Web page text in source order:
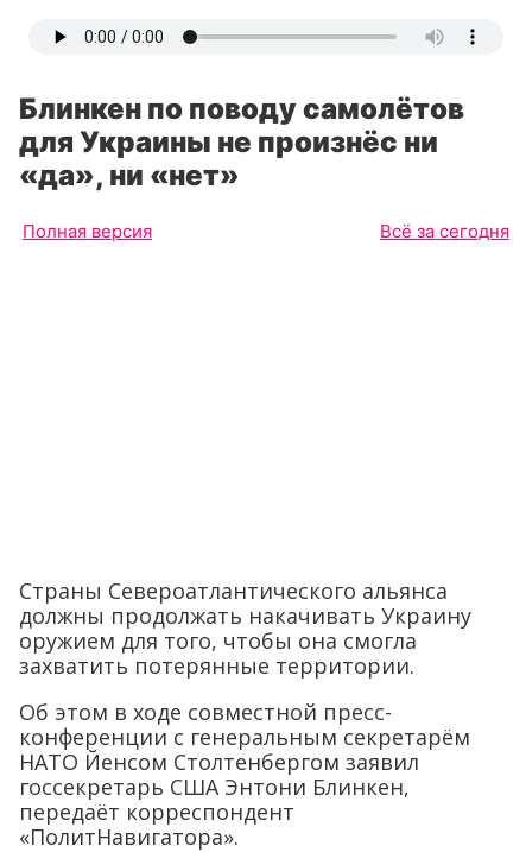
Блинкен по поводу самолётов
для Украины не произнёс ни
«да», ни «нет»
Полная версия Всё за сегодня
Страны Североатлантического альянса
должны продолжать накачивать Украину
оружием для того, чтобы она смогла
захватить потерянные территории.
Об этом в ходе совместной пресс-
конференции с генеральным секретарём
НАТО Йенсом Столтенбергом заявил
госсекретарь США Энтони Блинкен,
передаёт корреспондент
«ПолитНавигатора».